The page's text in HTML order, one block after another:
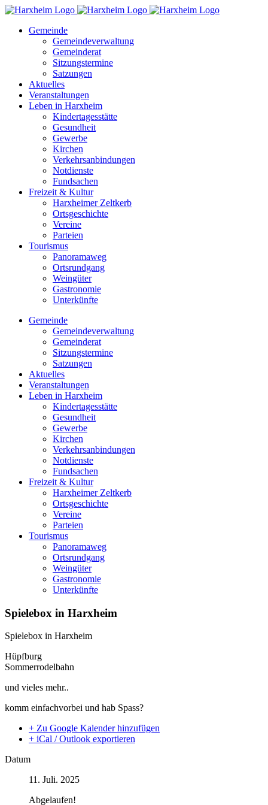
Zum
springenGemeinde
Gemeindeverwaltung
Gemeinderat
Sitzungstermine
Satzungen
Aktuelles
Veranstaltungen
Leben in Harxheim
Kindertagesstätte
Gesundheit
Gewerbe
Kirchen
Verkehrsanbindungen
Notdienste
Fundsachen
Freizeit & Kultur
Harxheimer Zeltkerb
Ortsgeschichte
Vereine
Parteien
Tourismus
Panoramaweg
Ortsrundgang
Weingüter
Gastronomie
Unterkünfte
Gemeinde
Gemeindeverwaltung
Gemeinderat
Sitzungstermine
Satzungen
Aktuelles
Veranstaltungen
Leben in Harxheim
Kindertagesstätte
Gesundheit
Gewerbe
Kirchen
Verkehrsanbindungen
Notdienste
Fundsachen
Freizeit & Kultur
Harxheimer Zeltkerb
Ortsgeschichte
Vereine
Parteien
Tourismus
Panoramaweg
Ortsrundgang
Weingüter
Gastronomie
Unterkünfte
Spielebox in Harxheim
Spielebox in Harxheim
Hüpfburg
Sommerrodelbahn
und vieles mehr..
komm einfachvorbei und hab Spass?
+ Zu Google Kalender hinzufügen
+ iCal / Outlook exportieren
Datum
11. Juli. 2025
Abgelaufen!